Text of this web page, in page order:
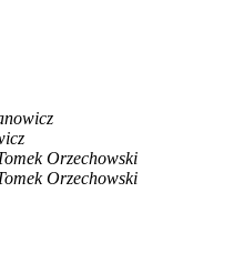
Orzechowski
Orzechowski